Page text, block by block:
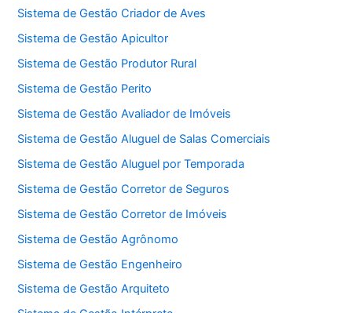
Sistema de Gestão Criador de Aves
Sistema de Gestão Apicultor
Sistema de Gestão Produtor Rural
Sistema de Gestão Perito
Sistema de Gestão Avaliador de Imóveis
Sistema de Gestão Aluguel de Salas Comerciais
Sistema de Gestão Aluguel por Temporada
Sistema de Gestão Corretor de Seguros
Sistema de Gestão Corretor de Imóveis
Sistema de Gestão Agrônomo
Sistema de Gestão Engenheiro
Sistema de Gestão Arquiteto